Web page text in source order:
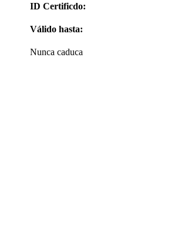
ID Certificdo:
Válido hasta:
Nunca caduca